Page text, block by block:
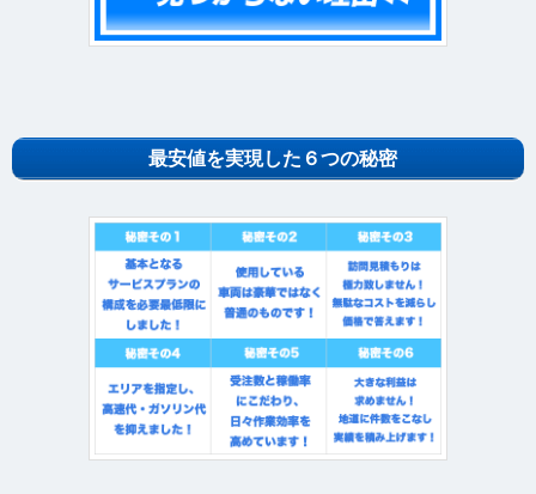
最安値を実現した６つの秘密